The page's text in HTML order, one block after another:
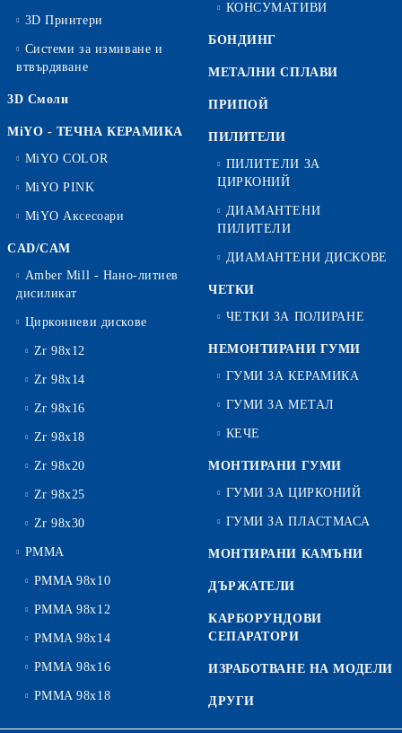
3D Принтери
Системи за измиване и
втвърдяване
3D Смоли
MiYO - ТЕЧНА КЕРАМИКА
MiYO COLOR
MiYO PINK
MiYO Аксесоари
CAD/CAM
Amber Mill - Нано-литиев
дисиликат
Циркониеви дискове
Zr 98x12
Zr 98x14
Zr 98x16
Zr 98x18
Zr 98x20
Zr 98x25
Zr 98x30
PMMA
PMMA 98x10
PMMA 98x12
PMMA 98x14
PMMA 98x16
PMMA 98x18
КОНСУМАТИВИ
БОНДИНГ
МЕТАЛНИ СПЛАВИ
ПРИПОЙ
ПИЛИТЕЛИ
ПИЛИТЕЛИ ЗА
ЦИРКОНИЙ
ДИАМАНТЕНИ
ПИЛИТЕЛИ
ДИАМАНТЕНИ ДИСКОВЕ
ЧЕТКИ
ЧЕТКИ ЗА ПОЛИРАНЕ
НЕМОНТИРАНИ ГУМИ
ГУМИ ЗА КЕРАМИКА
ГУМИ ЗА МЕТАЛ
КЕЧЕ
МОНТИРАНИ ГУМИ
ГУМИ ЗА ЦИРКОНИЙ
ГУМИ ЗА ПЛАСТМАСА
МОНТИРАНИ КАМЪНИ
ДЪРЖАТЕЛИ
КАРБОРУНДОВИ
СЕПАРАТОРИ
ИЗРАБОТВАНЕ НА МОДЕЛИ
ДРУГИ